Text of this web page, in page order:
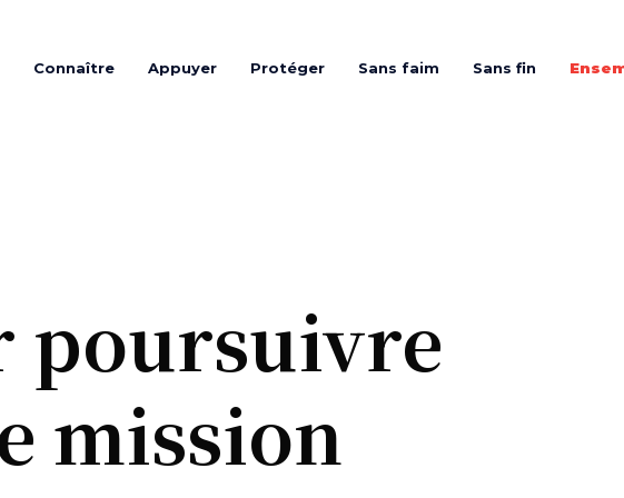
Connaître Appuyer Protéger Sans faim Sans fin
poursuivre
mission